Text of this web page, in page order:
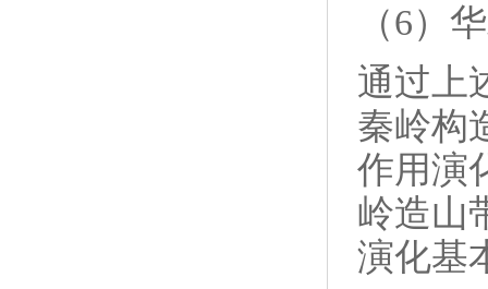
（6）
通过上
秦岭构
作用演
岭造山
演化基